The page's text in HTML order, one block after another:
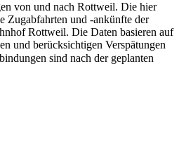
von und nach Rottweil. Die hier
Zugabfahrten und -ankünfte der
Rottweil. Die Daten basieren auf
und berücksichtigen Verspätungen
sind nach der geplanten